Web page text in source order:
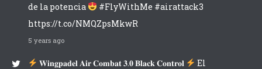
de la potencia
#FlyWithMe #airattack3
https://t.co/NMQZpsMkwR
5 years ago
𝐖𝐢𝐧𝐠𝐩𝐚𝐝𝐞𝐥 𝐀𝐢𝐫 𝐂𝐨𝐦𝐛𝐚𝐭 𝟑.𝟎 𝐁𝐥𝐚𝐜𝐤 𝐂𝐨𝐧𝐭𝐫𝐨𝐥
El